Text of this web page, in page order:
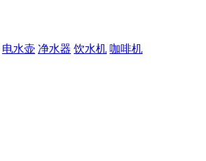
电水壶 净水器 饮水机 咖啡机